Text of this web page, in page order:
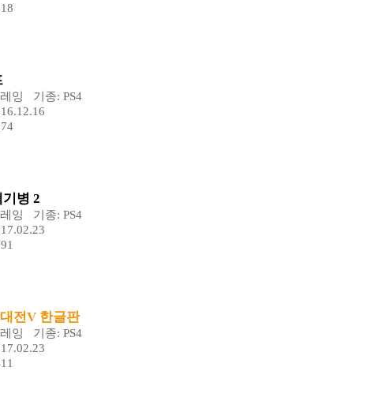
잉 기종: PS4
병 2
잉 기종: PS4
전V 한글판
잉 기종: PS4